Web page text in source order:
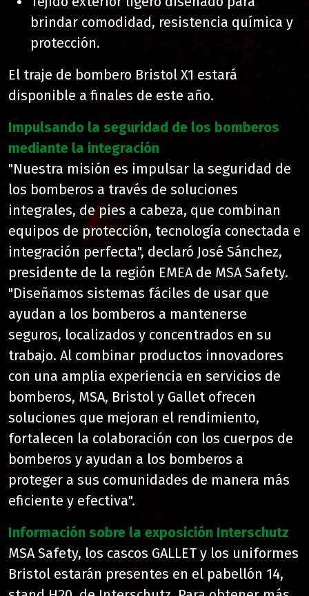
brindar comodidad, resistencia química y
protección.
El traje de bombero Bristol X1 estará
disponible a finales de este año.
Impulsando la seguridad de los bomberos
mediante la integración
"Nuestra misión es impulsar la seguridad de
los bomberos a través de soluciones
integrales, de pies a cabeza, que combinan
equipos de protección, tecnología conectada e
integración perfecta", declaró José Sánchez,
presidente de la región EMEA de MSA Safety.
"Diseñamos sistemas fáciles de usar que
ayudan a los bomberos a mantenerse
seguros, localizados y concentrados en su
trabajo. Al combinar productos innovadores
con una amplia experiencia en servicios de
bomberos, MSA, Bristol y Gallet ofrecen
soluciones que mejoran el rendimiento,
fortalecen la colaboración con los cuerpos de
bomberos y ayudan a los bomberos a
proteger a sus comunidades de manera más
eficiente y efectiva".
Información sobre la exposición Interschutz
MSA Safety, los cascos GALLET y los uniformes
Bristol estarán presentes en el pabellón 14,